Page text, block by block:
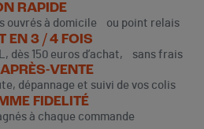
RAPIDE
ouvrés à domicile ou point relais
EN 3 / 4 FOIS
dès 150 euros d’achat, sans frais
VENTE
dépannage et suivi de vos colis
FIDELITÉ
à chaque commande